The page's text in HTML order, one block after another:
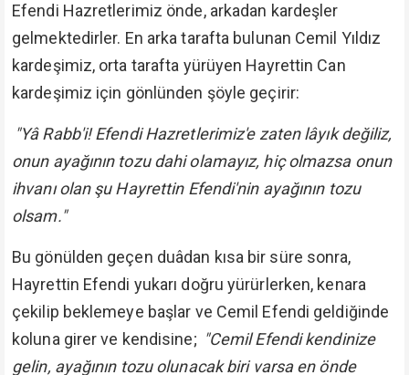
Efendi Hazretlerimiz önde, arkadan kardeşler
gelmektedirler. En arka tarafta bulunan Cemil Yıldız
kardeşimiz, orta tarafta yürüyen Hayrettin Can
kardeşimiz için gönlünden şöyle geçirir:
"Yâ Rabb'i! Efendi Hazretlerimiz'e zaten lâyık değiliz,
onun ayağının tozu dahi olamayız, hiç olmazsa onun
ihvanı olan şu Hayrettin Efendi'nin ayağının tozu
olsam."
Bu gönülden geçen duâdan kısa bir süre sonra,
Hayrettin Efendi yukarı doğru yürürlerken, kenara
çekilip beklemeye başlar ve Cemil Efendi geldiğinde
koluna girer ve kendisine; "Cemil Efendi kendinize
gelin, ayağının tozu olunacak biri varsa en önde